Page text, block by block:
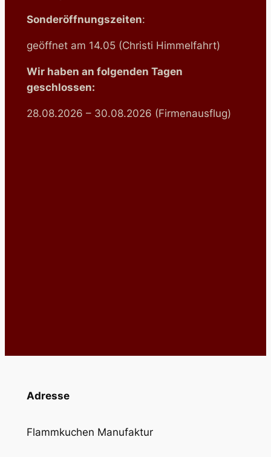
Sonderöffnungszeiten:
geöffnet am 14.05 (Christi Himmelfahrt)
Wir haben an folgenden Tagen
geschlossen:
28.08.2026 – 30.08.2026 (Firmenausflug)
Adresse
Flammkuchen Manufaktur